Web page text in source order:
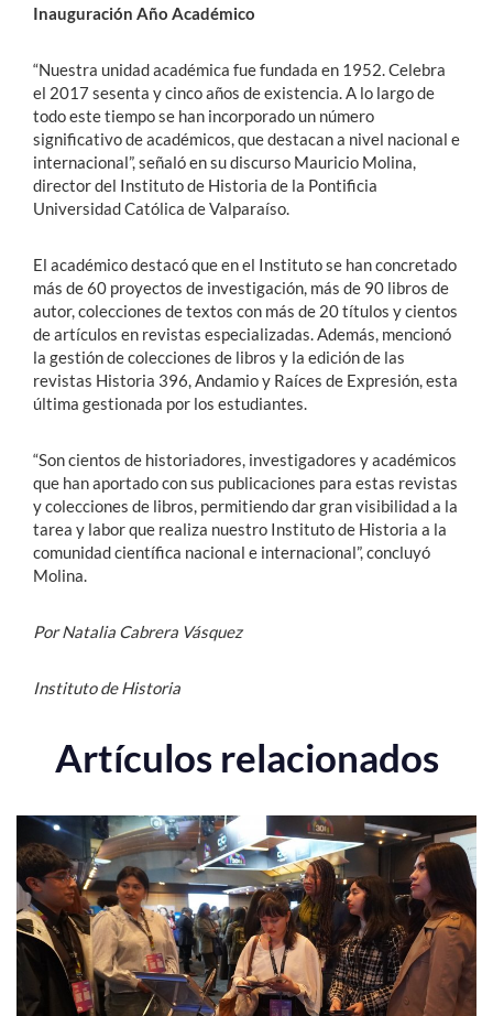
Inauguración Año Académico
“Nuestra unidad académica fue fundada en 1952. Celebra
el 2017 sesenta y cinco años de existencia. A lo largo de
todo este tiempo se han incorporado un número
significativo de académicos, que destacan a nivel nacional e
internacional”, señaló en su discurso Mauricio Molina,
director del Instituto de Historia de la Pontificia
Universidad Católica de Valparaíso.
El académico destacó que en el Instituto se han concretado
más de 60 proyectos de investigación, más de 90 libros de
autor, colecciones de textos con más de 20 títulos y cientos
de artículos en revistas especializadas. Además, mencionó
la gestión de colecciones de libros y la edición de las
revistas Historia 396, Andamio y Raíces de Expresión, esta
última gestionada por los estudiantes.
“Son cientos de historiadores, investigadores y académicos
que han aportado con sus publicaciones para estas revistas
y colecciones de libros, permitiendo dar gran visibilidad a la
tarea y labor que realiza nuestro Instituto de Historia a la
comunidad científica nacional e internacional”, concluyó
Molina.
Por Natalia Cabrera Vásquez
Instituto de Historia
Artículos relacionados